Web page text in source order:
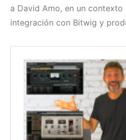
a David Amo, en un contexto
integración con Bitwig y